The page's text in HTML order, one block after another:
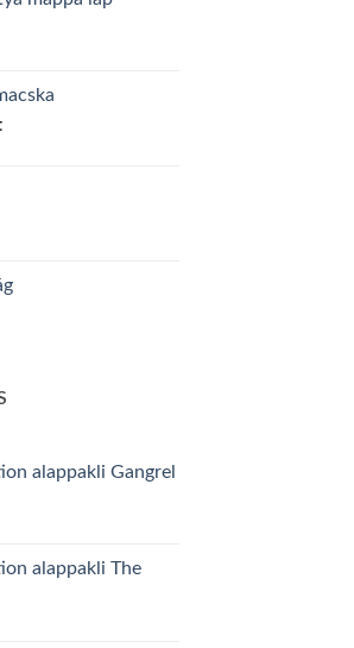
Current
alappakli Gangrel
alappakli The